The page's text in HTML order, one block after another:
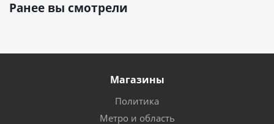
Ранее вы смотрели
Магазины
Политика
Метро и область